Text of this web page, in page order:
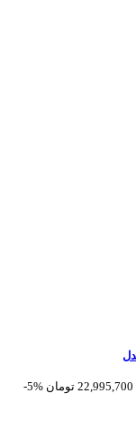
-5%
22,995,700 تومان